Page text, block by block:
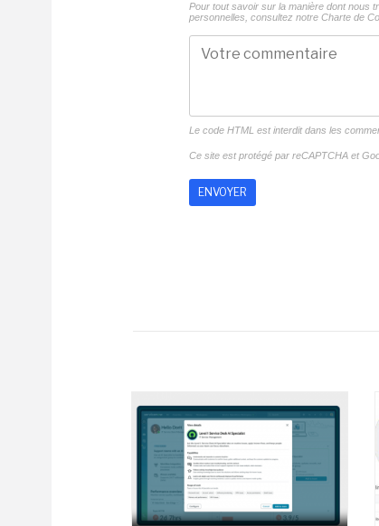
Pour tout savoir sur la manière dont nous
personnelles, consultez notre Charte de
Le code HTML est interdit dans les
Ce site est protégé par reCAPTCHA et